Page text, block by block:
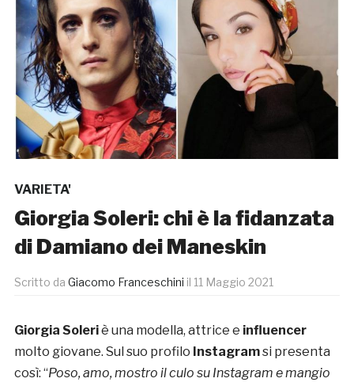
VARIETA'
Giorgia Soleri: chi è la fidanzata
di Damiano dei Maneskin
Scritto da Giacomo Franceschini il 11 Maggio 2021
Giorgia Soleriè una modella, attrice e influencer
molto giovane. Sul suo profilo Instagramsi presenta
così: “Poso, amo, mostro il culo su Instagram e mangio